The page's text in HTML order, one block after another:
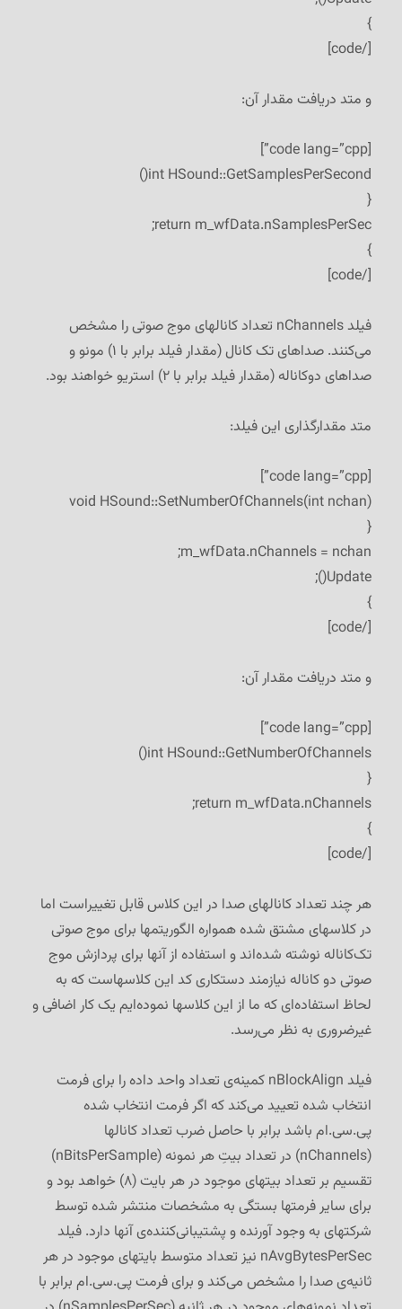
}
[/code]
و متد دریافت مقدار آن:
[code lang=”cpp”]
int HSound::GetSamplesPerSecond()
{
return m_wfData.nSamplesPerSec;
}
[/code]
فیلد nChannels تعداد کانالهای موج صوتی را مشخص
می‌کنند. صداهای تک کانال (مقدار فیلد برابر با ۱) مونو و
صداهای دوکاناله (مقدار فیلد برابر با ۲) استریو خواهند بود.
متد مقدار‌گذاری این فیلد:
[code lang=”cpp”]
void HSound::SetNumberOfChannels(int nchan)
{
m_wfData.nChannels = nchan;
Update();
}
[/code]
و متد دریافت مقدار آن:
[code lang=”cpp”]
int HSound::GetNumberOfChannels()
{
return m_wfData.nChannels;
}
[/code]
هر چند تعداد کانالهای صدا در این کلاس قابل تغییراست اما
در کلاسهای مشتق شده همواره الگوریتمها برای موج صوتی
تک‌کاناله نوشته شده‌اند و استفاده از آنها برای پردازش موج
صوتی دو کاناله نیازمند دستکاری کد این کلاسهاست که به
لحاظ استفاده‌ای که ما از این کلاسها نموده‌ایم یک کار اضافی و
غیرضروری به نظر می‌رسد.
فیلد nBlockAlign کمینه‌ی تعداد واحد داده را برای فرمت
انتخاب شده تعیید می‌کند که اگر فرمت انتخاب شده
پی.سی.ام باشد برابر با حاصل ضرب تعداد کانالها
(nChannels) در تعداد بیتِ هر نمونه (nBitsPerSample)
تقسیم بر تعداد بیتهای موجود در هر بایت (۸) خواهد بود و
برای سایر فرمتها بستگی به مشخصات منتشر شده توسط
شرکتهای به وجود آورنده و پشتیبانی‌کننده‌ی آنها دارد. فیلد
nAvgBytesPerSec نیز تعداد متوسط بایتهای موجود در هر
ثانیه‌ی صدا را مشخص می‌کند و برای فرمت پی.سی.ام برابر با